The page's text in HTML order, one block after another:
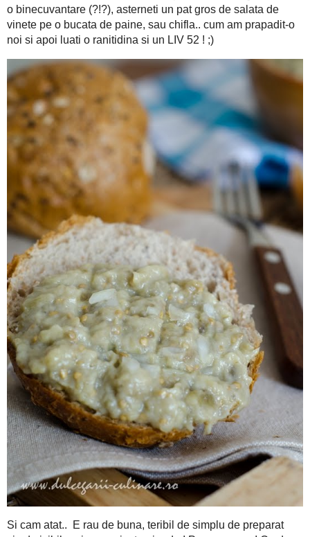
Dupa plac si daca va prinde micul dejun si pranzul in
vinete..
ceapa tocata marunt.. sau usturoi cum zice
voi, mai ales ca e
Provocarea Lunii Septembrie
Iar pentru cei cu ficatu-n pioneze, recomand sa puneti jumi
bine scursi de apa.. Nu va mai doare nici burta, nici capul !
(?!?), asterneti un pat gros de salata de vinete pe o bucata
noi si apoi luati o ranitidina si un LIV 52 ! ;)